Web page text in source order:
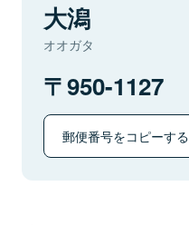
大潟
オオガタ
950-1127
郵便番号をコピーする